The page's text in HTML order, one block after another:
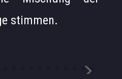
stimmen.